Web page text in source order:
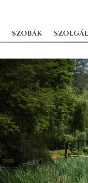
SZOBÁK